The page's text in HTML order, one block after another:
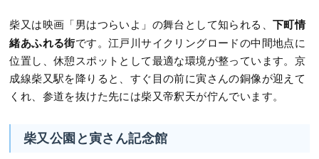
柴又は映画「男はつらいよ」の舞台として知られる、下町情
緒あふれる街です。江戸川サイクリングロードの中間地点に
位置し、休憩スポットとして最適な環境が整っています。京
成線柴又駅を降りると、すぐ目の前に寅さんの銅像が迎えて
くれ、参道を抜けた先には柴又帝釈天が佇んでいます。
柴又公園と寅さん記念館